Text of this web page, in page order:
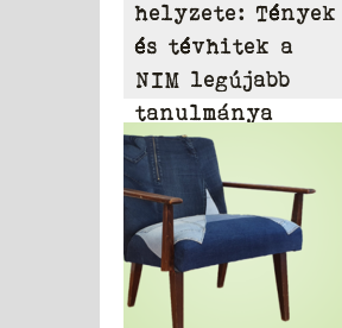
helyzete: Tények
és tévhitek a
NIM legújabb
tanulmánya
alapján